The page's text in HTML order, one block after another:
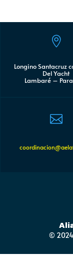

Longino Santacruz
Del Yacht
Lambaré –

© 2024